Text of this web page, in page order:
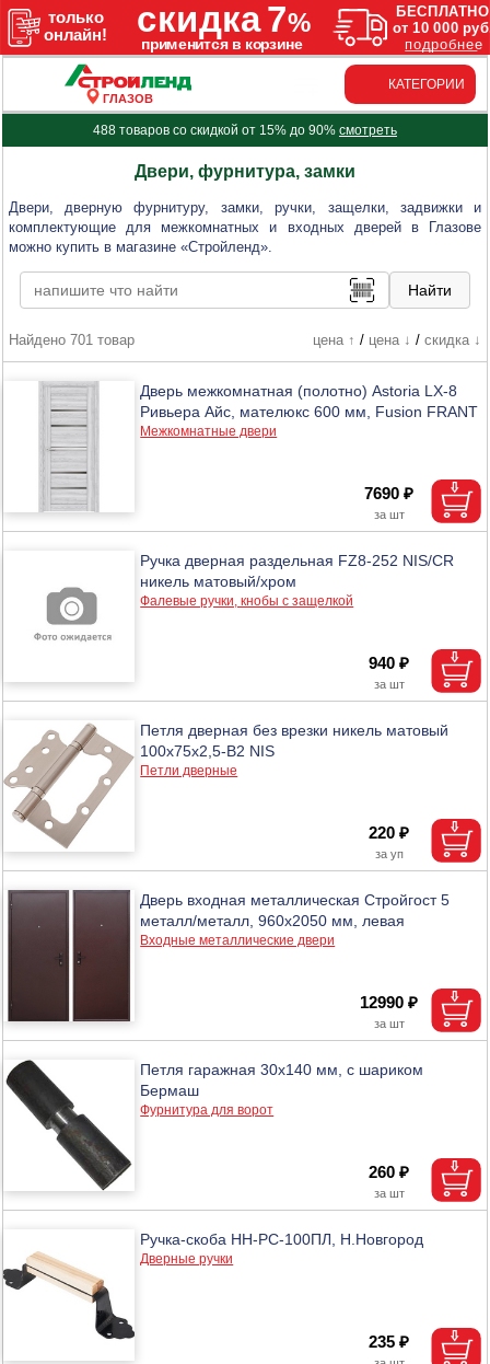
ГЛАЗОВ
КАТЕГОРИИ
488 товаров со скидкой от 15% до 90% смотреть
Двери, фурнитура, замки
Двери, дверную фурнитуру, замки, ручки, защелки, задвижки и
комплектующие для межкомнатных и входных дверей в Глазове
можно купить в магазине «Стройленд».
Найдено 701 товар цена ↑ / цена ↓ / скидка ↓
Дверь межкомнатная (полотно) Astoria LX-8
Ривьера Айс, мателюкс 600 мм, Fusion FRANT
Межкомнатные двери
7690 ₽
Ручка дверная раздельная FZ8-252 NIS/CR
никель матовый/хром
Фалевые ручки, кнобы с защелкой
940 ₽
Петля дверная без врезки никель матовый
100х75х2,5-B2 NIS
Петли дверные
220 ₽
Дверь входная металлическая Стройгост 5
металл/металл, 960х2050 мм, левая
Входные металлические двери
12990 ₽
Петля гаражная 30х140 мм, с шариком
Бермаш
Фурнитура для ворот
260 ₽
Ручка-скоба НН-РС-100ПЛ, Н.Новгород
Дверные ручки
235 ₽